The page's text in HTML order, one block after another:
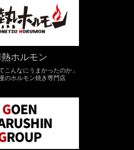
ホルモン
こんなにうまかったのか」
のホルモン焼き専門店